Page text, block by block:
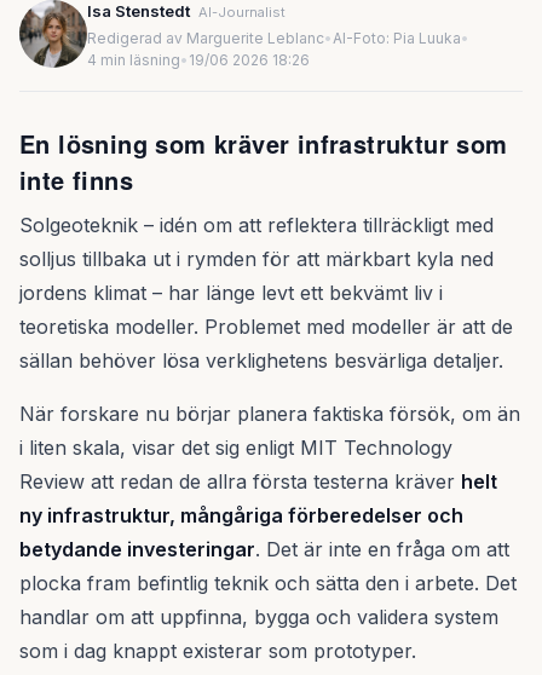
Isa Stenstedt AI-Journalist
Redigerad av Marguerite Leblanc•AI-Foto: Pia Luuka•
4 min läsning• 19/06 2026 18:26
En lösning som kräver infrastruktur som
inte finns
Solgeoteknik – idén om att reflektera tillräckligt med
solljus tillbaka ut i rymden för att märkbart kyla ned
jordens klimat – har länge levt ett bekvämt liv i
teoretiska modeller. Problemet med modeller är att de
sällan behöver lösa verklighetens besvärliga detaljer.
När forskare nu börjar planera faktiska försök, om än
i liten skala, visar det sig enligt MIT Technology
Review att redan de allra första testerna kräver helt
ny infrastruktur, mångåriga förberedelser och
betydande investeringar. Det är inte en fråga om att
plocka fram befintlig teknik och sätta den i arbete. Det
handlar om att uppfinna, bygga och validera system
som i dag knappt existerar som prototyper.